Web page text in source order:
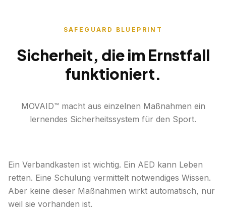
SAFEGUARD BLUEPRINT
Sicherheit, die im Ernstfall
funktioniert.
MOVAID™ macht aus einzelnen Maßnahmen ein
lernendes Sicherheitssystem für den Sport.
Ein Verbandkasten ist wichtig. Ein AED kann Leben
retten. Eine Schulung vermittelt notwendiges Wissen.
Aber keine dieser Maßnahmen wirkt automatisch, nur
weil sie vorhanden ist.